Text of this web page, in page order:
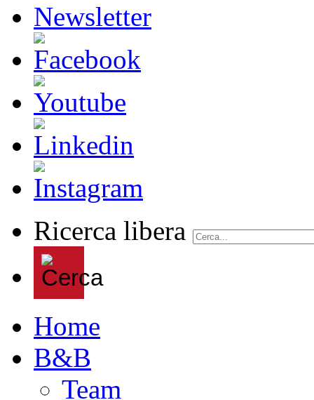
Newsletter
Ricerca libera
Home
B&B
Team